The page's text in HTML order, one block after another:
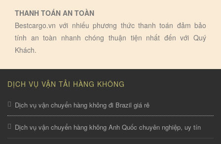
THANH TOÁN AN TOÀN
Bestcargo.vn với nhiếu phương thức thanh toán đảm bảo
tính an toàn nhanh chóng thuận tiện nhất đến với Quý
Khách.
DỊCH VỤ VẬN TẢI HÀNG KHÔNG
Dịch vụ vận chuyển hàng không đi Brazil giá rẻ
Dịch vụ vận chuyển hàng không Anh Quốc chuyên nghiệp, uy tín